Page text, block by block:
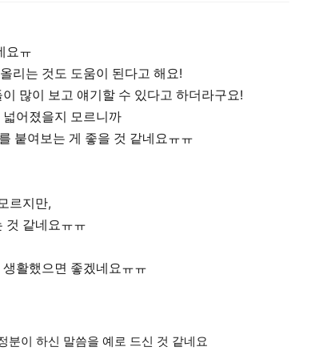
요ㅠ
리는 것도 도움이 된다고 해요!
많이 보고 얘기할 수 있다고 하더라구요!
어졌을지 모르니까
붙여보는 게 좋을 것 같네요ㅠㅠ
르지만,
것 같네요ㅠㅠ
활했으면 좋겠네요ㅠㅠ
분이 하신 말씀을 예로 드신 것 같네요